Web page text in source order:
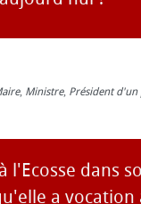
, Ministre, Président
dans
a vocation